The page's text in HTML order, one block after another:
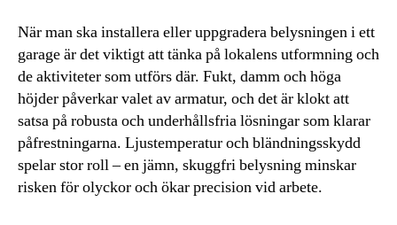
När man ska installera eller uppgradera belysningen i ett
garage är det viktigt att tänka på lokalens utformning och
de aktiviteter som utförs där. Fukt, damm och höga
höjder påverkar valet av armatur, och det är klokt att
satsa på robusta och underhållsfria lösningar som klarar
påfrestningarna. Ljustemperatur och bländningsskydd
spelar stor roll – en jämn, skuggfri belysning minskar
risken för olyckor och ökar precision vid arbete.